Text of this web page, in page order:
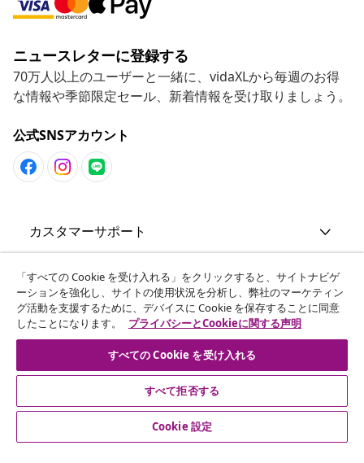
ニュースレターに登録する
70万人以上のユーザーと一緒に、vidaXLから毎週のお得
な情報や季節限定セール、新着情報を受け取りましょう。
公式SNSアカウント
カスタマーサポート
ビジネス・パートナーシップ
vidaXL
その他の情報
© 2008-2026 vidaXL. 当サイトは、vidaXL合同会社が運営してい
「すべての Cookie を受け入れる」をクリックすると、サイトナビゲ
ーションを強化し、サイトの使用状況を分析し、弊社のマーケティン
グ活動を支援するために、デバイスに Cookie を保存することに同意
したことになります。
プライバシーとCookieに関する声明
すべての Cookie を受け入れる
すべて拒否する
Cookie 設定